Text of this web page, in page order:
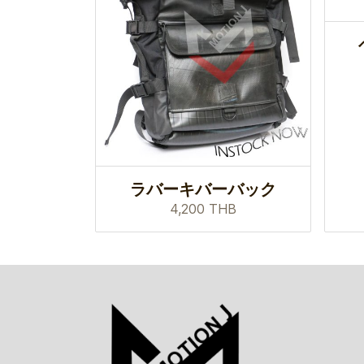
ラバーキバーバック
4,200 THB